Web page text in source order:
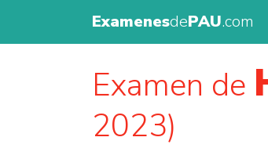
ExamenesdePAU.com
Examen de
2023)